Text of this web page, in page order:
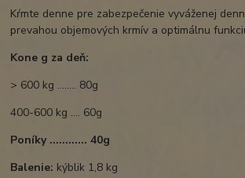
Kŕmte denne pre zabezpečenie vyváženej
prevahou objemových krmív a optimálnu
Kone g za deň:
> 600 kg ........ 80g
400-600 kg .... 60g
Poníky ............ 40g
Balenie: kýblik 1,8 kg